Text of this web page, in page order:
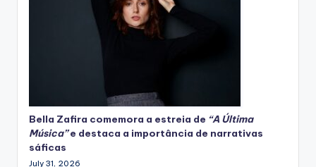
Bella Zafira comemora a estreia de “A Última
Música”e destaca a importância de narrativas
sáficas
July 31, 2026